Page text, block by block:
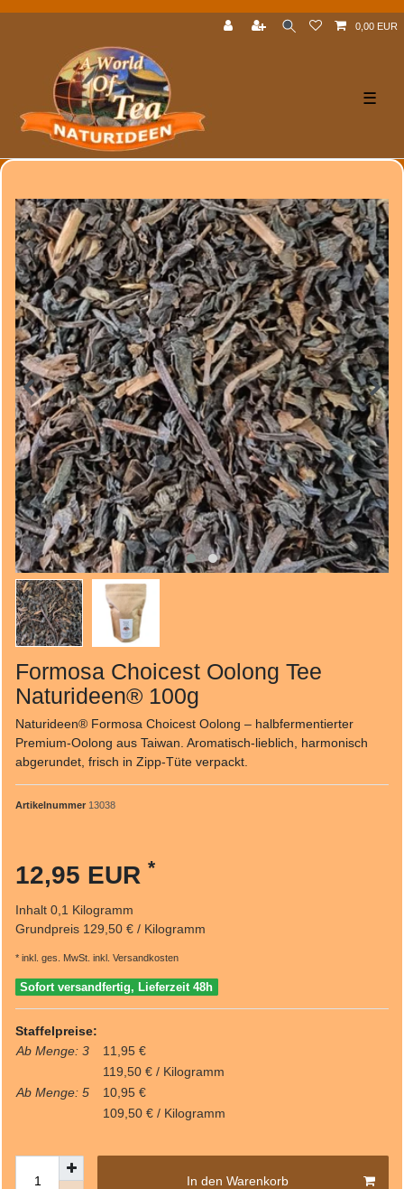
0,00 EUR
☰
Formosa Choicest Oolong Tee
Naturideen® 100g
Naturideen® Formosa Choicest Oolong – halbfermentierter
Premium-Oolong aus Taiwan. Aromatisch-lieblich, harmonisch
abgerundet, frisch in Zipp-Tüte verpackt.
Artikelnummer 13038
12,95 EUR *
Inhalt 0,1 Kilogramm
Grundpreis 129,50 € / Kilogramm
* inkl. ges. MwSt. inkl. Versandkosten
Sofort versandfertig, Lieferzeit 48h
Staffelpreise:
Ab Menge: 3
11,95 €
119,50 € / Kilogramm
Ab Menge: 5
10,95 €
109,50 € / Kilogramm
In den Warenkorb